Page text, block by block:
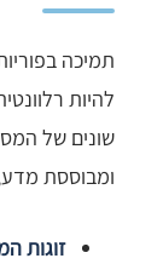
תמיכה
להיות
שונים של
ומבוססת
זוגות